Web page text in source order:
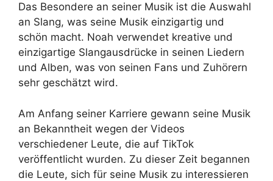
Das Besondere an seiner Musik ist die Auswahl
an Slang, was seine Musik einzigartig und
schön macht. Noah verwendet kreative und
einzigartige Slangausdrücke in seinen Liedern
und Alben, was von seinen Fans und Zuhörern
sehr geschätzt wird.
Am Anfang seiner Karriere gewann seine Musik
an Bekanntheit wegen der Videos
verschiedener Leute, die auf TikTok
veröffentlicht wurden. Zu dieser Zeit begannen
die Leute, sich für seine Musik zu interessieren